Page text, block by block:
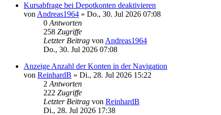
Kursabfrage bei Depotkonten deaktivieren
von Andreas1964 » Do., 30. Jul 2026 07:08
0 Antworten
258 Zugriffe
Letzter Beitrag von Andreas1964
Do., 30. Jul 2026 07:08
Anzeige Anzahl der Konten in der Navigation
von ReinhardB » Di., 28. Jul 2026 15:22
2 Antworten
222 Zugriffe
Letzter Beitrag von ReinhardB
Di., 28. Jul 2026 17:38